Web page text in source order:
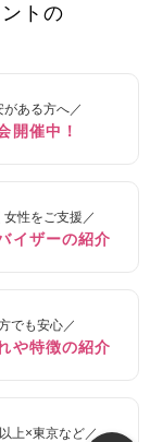
トの
がある方へ／
開催中！
女性をご支援／
イザーの紹介
でも安心／
や特徴の紹介
上×東京など／